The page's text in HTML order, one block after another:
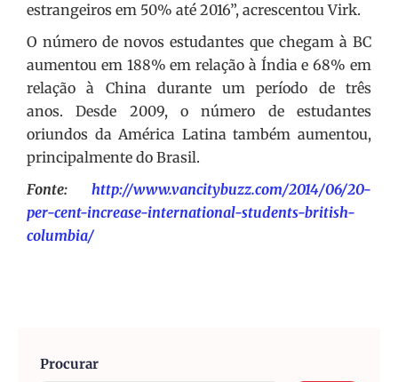
estrangeiros em 50% até 2016”, acrescentou Virk.
O número de novos estudantes que chegam à BC
aumentou em 188% em relação à Índia e 68% em
relação à China durante um período de três
anos. Desde 2009, o número de estudantes
oriundos da América Latina também aumentou,
principalmente do Brasil.
Fonte: http://www.vancitybuzz.com/2014/06/20-
per-cent-increase-international-students-british-
columbia/
Procurar